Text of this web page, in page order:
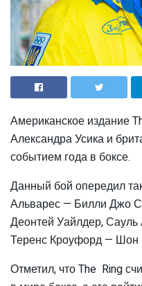
Американское издание
Александра Усика и
событием года в боксе.
Данный бой опередил
Альварес — Билли Джо
Деонтей Уайлдер,
Теренс Кроуфорд — Шон
Отметил, что The Ring